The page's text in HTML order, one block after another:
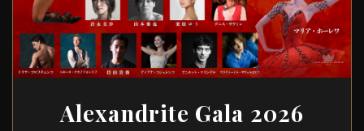
Alexandrite Gala 2026